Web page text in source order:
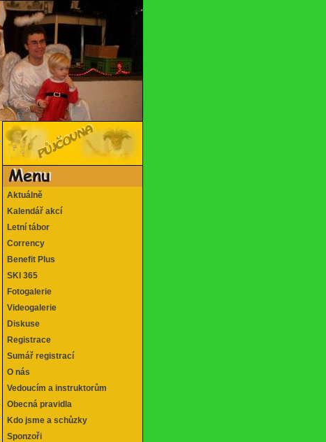
Aktuálně
Kalendář akcí
Letní tábor
Corrency
Benefit Plus
SKI 365
Fotogalerie
Videogalerie
Diskuse
Registrace
Sumář registrací
O nás
Vedoucím a instruktorům
Obecná pravidla
Kdo jsme a schůzky
Sponzoři